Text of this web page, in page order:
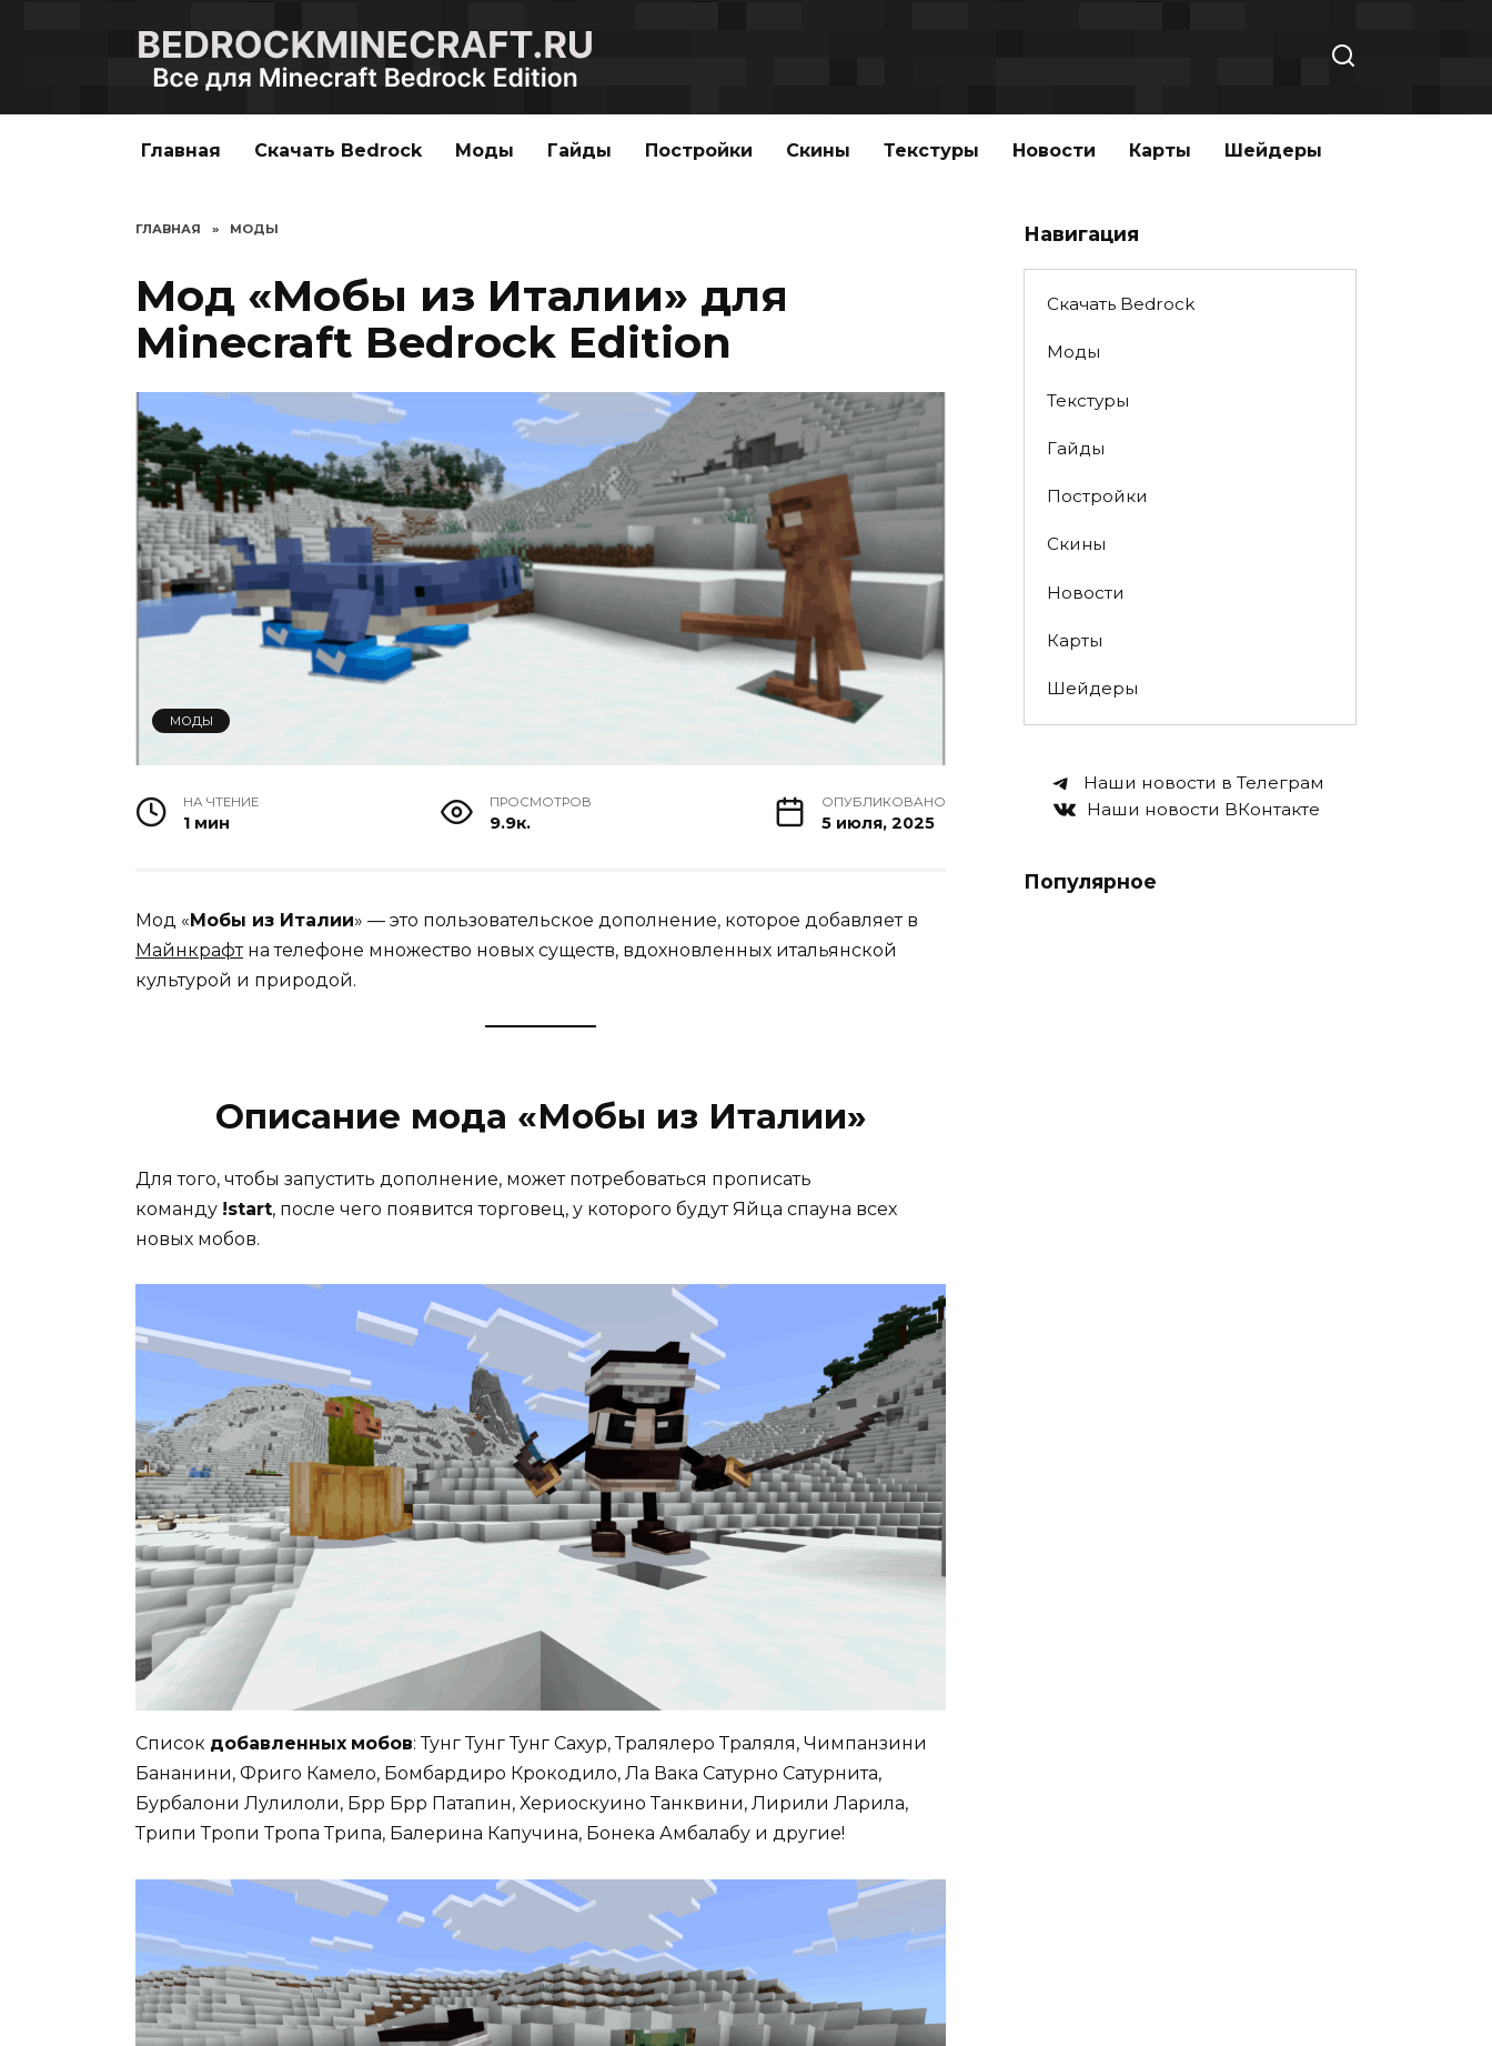
Главная Скачать Bedrock Моды Гайды Постройки Скины Текстуры Новости Карты Шейдеры
ГЛАВНАЯ » МОДЫ
Мод «Мобы из Италии» для
Minecraft Bedrock Edition
МОДЫ
НА ЧТЕНИЕ
1 мин
ПРОСМОТРОВ
9.9к.
ОПУБЛИКОВАНО
5 июля, 2025
Мод «Мобы из Италии» — это пользовательское дополнение, которое добавляет в
Майнкрафтна телефоне множество новых существ, вдохновленных итальянской
культурой и природой.
Описание мода «Мобы из Италии»
Для того, чтобы запустить дополнение, может потребоваться прописать
команду !start, после чего появится торговец, у которого будут Яйца спауна всех
новых мобов.
Список добавленных мобов: Тунг Тунг Тунг Сахур, Тралялеро Траляля, Чимпанзини
Бананини, Фриго Камело, Бомбардиро Крокодило, Ла Вака Сатурно Сатурнита,
Бурбалони Лулилоли, Брр Брр Патапин, Хериоскуино Танквини, Лирили Ларила,
Трипи Тропи Тропа Трипа, Балерина Капучина, Бонека Амбалабу и другие!
Навигация
Скачать Bedrock
Моды
Текстуры
Гайды
Постройки
Скины
Новости
Карты
Шейдеры
Наши новости в Телеграм
Наши новости ВКонтакте
Популярное